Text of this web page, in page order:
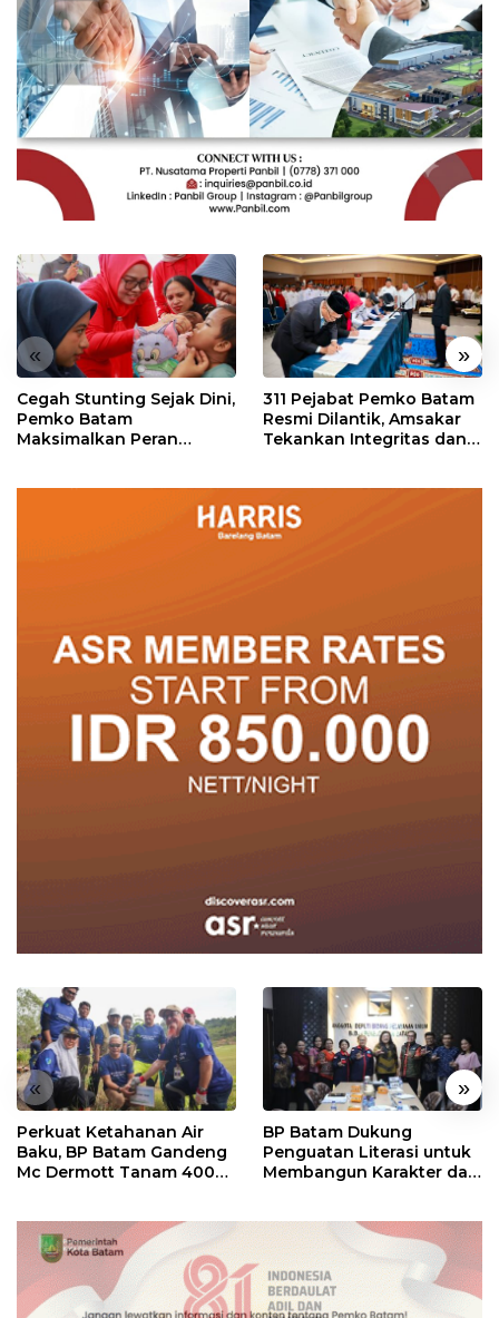
« »
Cegah Stunting Sejak Dini,
Pemko Batam
Maksimalkan Peran
311 Pejabat Pemko Batam
Resmi Dilantik, Amsakar
Tekankan Integritas dan
« »
Perkuat Ketahanan Air
Baku, BP Batam Gandeng
Mc Dermott Tanam 400
BP Batam Dukung
Penguatan Literasi untuk
Membangun Karakter dan